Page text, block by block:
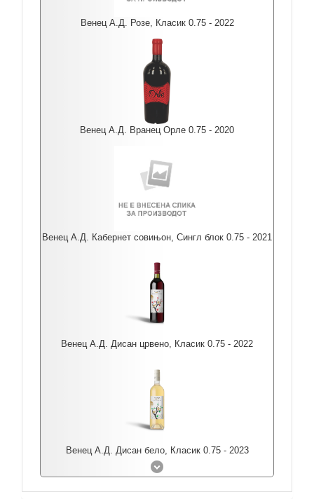
Венец А.Д. Розе, Класик 0.75 - 2022
Венец А.Д. Вранец Орле 0.75 - 2020
Венец А.Д. Кабернет совињон, Сингл блок 0.75 - 2021
Венец А.Д. Дисан црвено, Класик 0.75 - 2022
Венец А.Д. Дисан бело, Класик 0.75 - 2023